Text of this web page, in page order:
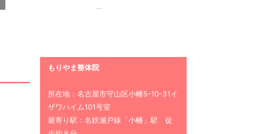
...
もりやま整体院
所在地：名古屋市守山区小幡5-10-31イ
ザワハイム101号室
最寄り駅：名鉄瀬戸線「小幡」駅 徒